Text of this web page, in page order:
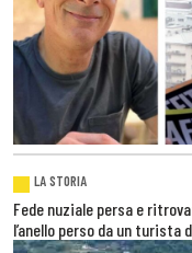
LA STORIA
Fede nuziale persa e
l’anello perso da un turista